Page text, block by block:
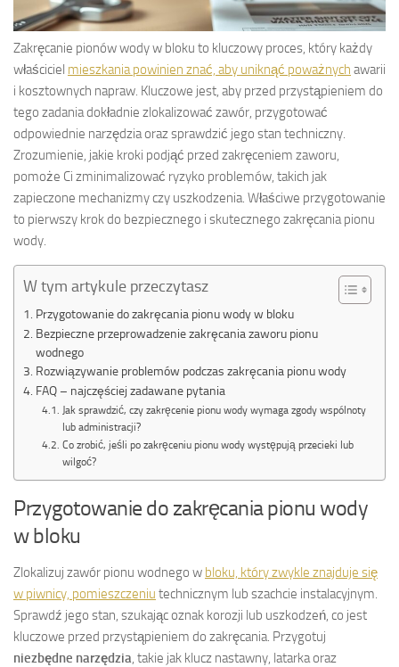
Zakręcanie pionów wody w bloku to kluczowy proces, który każdy
właściciel mieszkania powinien znać, aby uniknąć poważnych awarii
i kosztownych napraw. Kluczowe jest, aby przed przystąpieniem do
tego zadania dokładnie zlokalizować zawór, przygotować
odpowiednie narzędzia oraz sprawdzić jego stan techniczny.
Zrozumienie, jakie kroki podjąć przed zakręceniem zaworu,
pomoże Ci zminimalizować ryzyko problemów, takich jak
zapieczone mechanizmy czy uszkodzenia. Właściwe przygotowanie
to pierwszy krok do bezpiecznego i skutecznego zakręcania pionu
wody.
W tym artykule przeczytasz
Przygotowanie do zakręcania pionu wody w bloku
Bezpieczne przeprowadzenie zakręcania zaworu pionu
wodnego
Rozwiązywanie problemów podczas zakręcania pionu wody
FAQ – najczęściej zadawane pytania
Jak sprawdzić, czy zakręcenie pionu wody wymaga zgody wspólnoty
lub administracji?
Co zrobić, jeśli po zakręceniu pionu wody występują przecieki lub
wilgoć?
Przygotowanie do zakręcania pionu wody
w bloku
Zlokalizuj zawór pionu wodnego w bloku, który zwykle znajduje się
w piwnicy, pomieszczeniu technicznym lub szachcie instalacyjnym.
Sprawdź jego stan, szukając oznak korozji lub uszkodzeń, co jest
kluczowe przed przystąpieniem do zakręcania. Przygotuj
niezbędne narzędzia , takie jak klucz nastawny, latarka oraz